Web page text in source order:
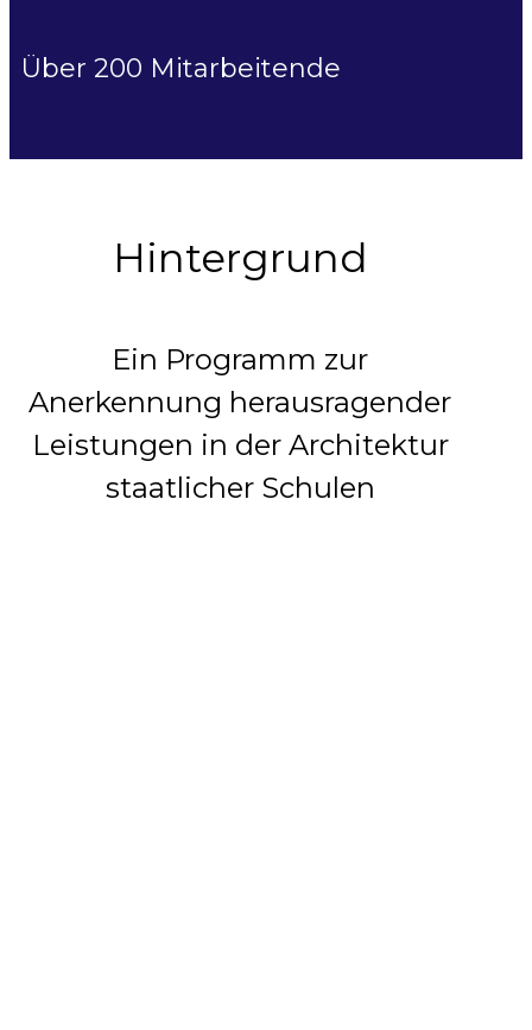
Über 200 Mitarbeitende
Hintergrund
Ein Programm zur
Anerkennung herausragender
Leistungen in der Architektur
staatlicher Schulen